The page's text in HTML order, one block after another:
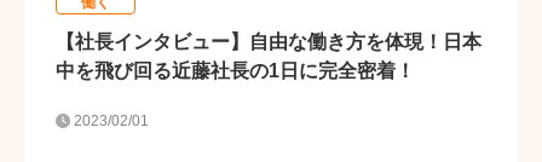
【社長インタビュー】自由な働き方を体現！日本
中を飛び回る近藤社長の1日に完全密着！
2023/02/01